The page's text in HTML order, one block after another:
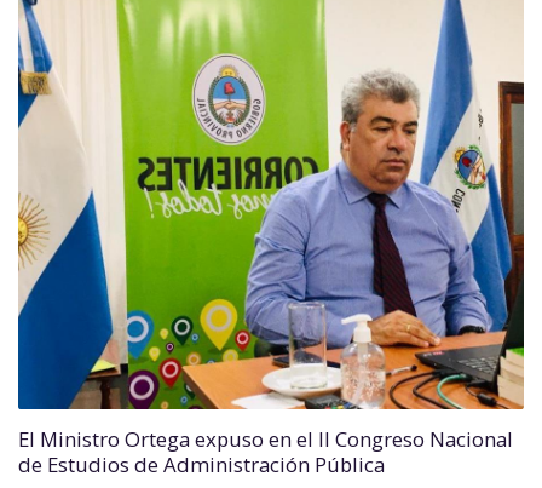
El Ministro Ortega expuso en el II Congreso Nacional
de Estudios de Administración Pública